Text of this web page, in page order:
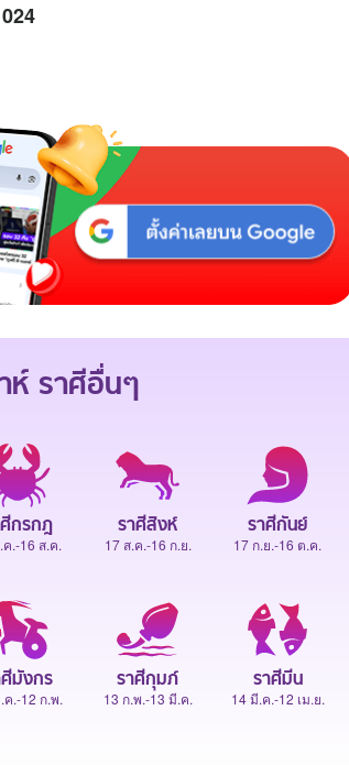
ห์ราศีอื่นๆ
กรกฎ
ค.-16 ส.ค.
ราศีสิงห์
17 ส.ค.-16 ก.ย.
ราศีกันย์
17 ก.ย.-16 ต.ค.
มังกร
ค.-12 ก.พ.
ราศีกุมภ์
13 ก.พ.-13 มี.ค.
ราศีมีน
14 มี.ค.-12 เม.ย.